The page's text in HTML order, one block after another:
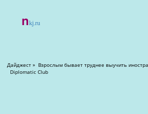
nkj.ru
Дайджест » Взрослым бывает труднее выучить иностранный язык » Views: 53849
Diplomatic Club